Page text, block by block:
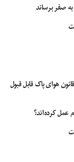
صفر برساند
هوای پاک قابل قبول
عمل کرده‌اند؟